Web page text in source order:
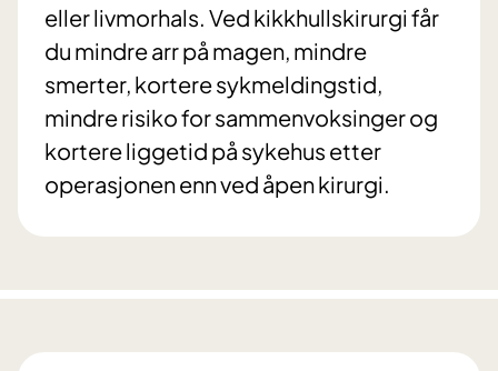
eller livmorhals. Ved kikkhullskirurgi får
du mindre arr på magen, mindre
smerter, kortere sykmeldingstid,
mindre risiko for sammenvoksinger og
kortere liggetid på sykehus etter
operasjonen enn ved åpen kirurgi.